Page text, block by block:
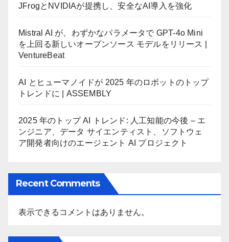
JFrogとNVIDIAが提携し、安全なAI導入を強化
Mistral AI が、わずかなパラメータで GPT-4o Mini
を上回る新しいオープンソース モデルをリリース |
VentureBeat
AI とヒューマノイドが 2025 年のロボットのトップ
トレンドに | ASSEMBLY
2025 年のトップ AI トレンド: 人工知能の今後 – エ
ンジニア、データ サイエンティスト、ソフトウェ
ア開発者向けのエージェント AI プロジェクト
Recent Comments
表示できるコメントはありません。